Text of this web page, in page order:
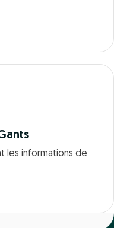
les informations de